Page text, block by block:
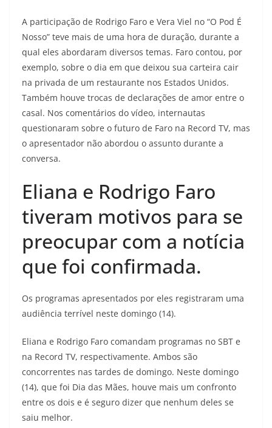
A participação de Rodrigo Faro e Vera Viel no “O Pod É
Nosso” teve mais de uma hora de duração, durante a
qual eles abordaram diversos temas. Faro contou, por
exemplo, sobre o dia em que deixou sua carteira cair
na privada de um restaurante nos Estados Unidos.
Também houve trocas de declarações de amor entre o
casal. Nos comentários do vídeo, internautas
questionaram sobre o futuro de Faro na Record TV, mas
o apresentador não abordou o assunto durante a
conversa.
Eliana e Rodrigo Faro
tiveram motivos para se
preocupar com a notícia
que foi confirmada.
Os programas apresentados por eles registraram uma
audiência terrível neste domingo (14).
Eliana e Rodrigo Faro comandam programas no SBT e
na Record TV, respectivamente. Ambos são
concorrentes nas tardes de domingo. Neste domingo
(14), que foi Dia das Mães, houve mais um confronto
entre os dois e é seguro dizer que nenhum deles se
saiu melhor.